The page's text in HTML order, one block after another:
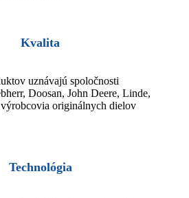
Kvalita
uznávajú spoločnosti
Doosan, John Deere, Linde,
originálnych dielov
Technológia